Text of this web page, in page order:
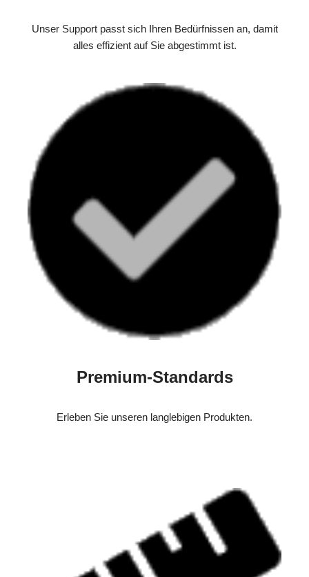
Unser Support passt sich Ihren Bedürfnissen an, damit
alles effizient auf Sie abgestimmt ist.
Premium-Standards
Erleben Sie unseren langlebigen Produkten.